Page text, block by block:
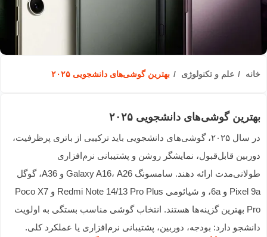
علم و تکنولوژی بهترین گوشی‌های دانشجویی ۲۰۲۵
گوشی‌های دانشجویی ۲۰۲۵
در سال ۲۰۲۵، گوشی‌های دانشجویی باید ترکیبی از باتری پرظرفیت،
قابل‌قبول، نمایشگر روشن و پشتیبانی نرم‌افزاری
طولانی‌مدت ارائه دهند. سامسونگ Galaxy A16، A26 و A36، گوگل
Pixel 9a و 6a، و شیائومی Redmi Note 14/13 Pro Plus و Poco X7
Pro بهترین گزینه‌ها هستند. انتخاب گوشی مناسب بستگی به اولویت
دارد: بودجه، دوربین، پشتیبانی نرم‌افزاری یا عملکرد کلی.